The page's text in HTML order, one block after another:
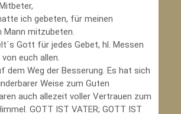
ich gebeten, für meinen
Mann mitzubeten.
Gott für jedes Gebet, hl. Messen
euch allen.
dem Weg der Besserung. Es hat sich
Weise zum Guten
auch allezeit voller Vertrauen zum
GOTT IST VATER; GOTT IST